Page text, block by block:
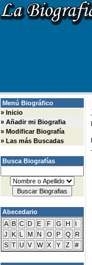
Menú Biográfico
» Inicio
» Añadir mi Biografia
» Modificar Biografía
» Las más Buscadas
Busca Biografías
Abecedario
A B C D E F G H
I
J
K L M N O P Q
R
S T U V W X Y Z #